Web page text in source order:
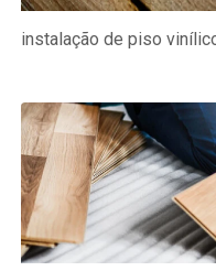
instalação de piso